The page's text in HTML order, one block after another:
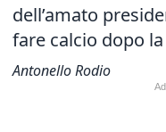
dell’amato
fare calcio dopo
Antonello Rodio